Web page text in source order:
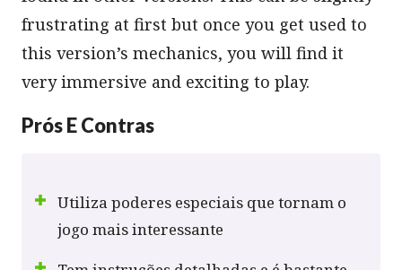
frustrating at first but once you get used to
this version’s mechanics, you will find it
very immersive and exciting to play.
Prós E Contras
Utiliza poderes especiais que tornam o
jogo mais interessante